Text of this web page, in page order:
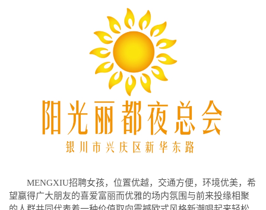
MENGXIU招聘女孩，位置优越，交通方便，环境优美，希
望赢得广大朋友的喜爱富丽而优雅的场内氛围与前来投缘相聚